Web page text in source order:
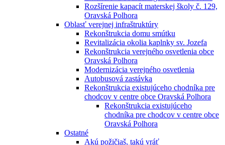
Rozšírenie kapacít materskej školy č. 129,
Oravská Polhora
Oblasť verejnej infraštruktúry
Rekonštrukcia domu smútku
Revitalizácia okolia kaplnky sv. Jozefa
Rekonštrukcia verejného osvetlenia obce
Oravská Polhora
Modernizácia verejného osvetlenia
Autobusová zastávka
Rekonštrukcia existujúceho chodníka pre
chodcov v centre obce Oravská Polhora
Rekonštrukcia existujúceho
chodníka pre chodcov v centre obce
Oravská Polhora
Ostatné
Akú požičiaš, takú vráť